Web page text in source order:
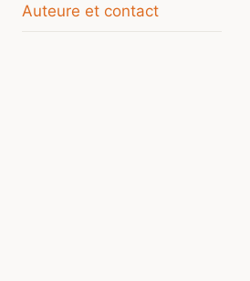
Auteure et contact